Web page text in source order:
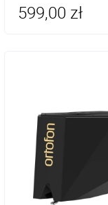
599,00 zł